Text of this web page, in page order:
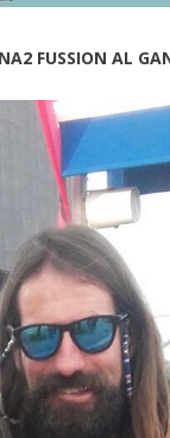
FUSSION AL